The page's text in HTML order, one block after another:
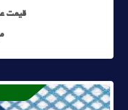
قیمت